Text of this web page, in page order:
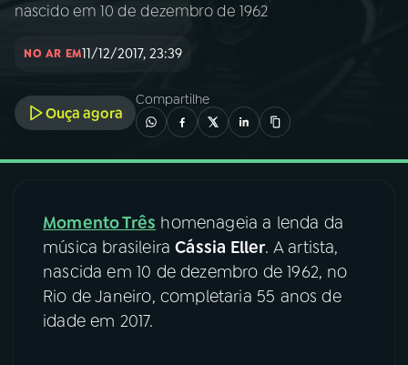
AO VIVO
04PROGRAMAS
05PODCASTS
nascido em 10 de dezembro de 1962
NO AR EM11/12/2017, 23:39
Ouça agora
Compartilhe
Momento Três homenageia a lenda da
música brasileiraCássia Eller. A artista,
nascida em 10 de dezembro de 1962, no
Rio de Janeiro, completaria 55 anos de
idade em 2017.